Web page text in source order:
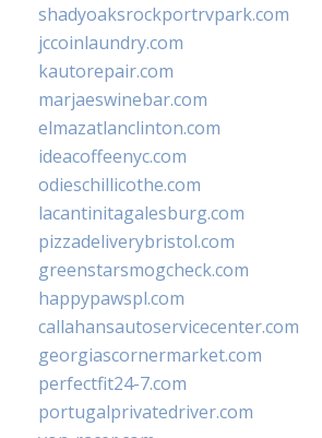
shadyoaksrockportrvpark.com
jccoinlaundry.com
kautorepair.com
marjaeswinebar.com
elmazatlanclinton.com
ideacoffeenyc.com
odieschillicothe.com
lacantinitagalesburg.com
pizzadeliverybristol.com
greenstarsmogcheck.com
happypawspl.com
callahansautoservicecenter.com
georgiascornermarket.com
perfectfit24-7.com
portugalprivatedriver.com